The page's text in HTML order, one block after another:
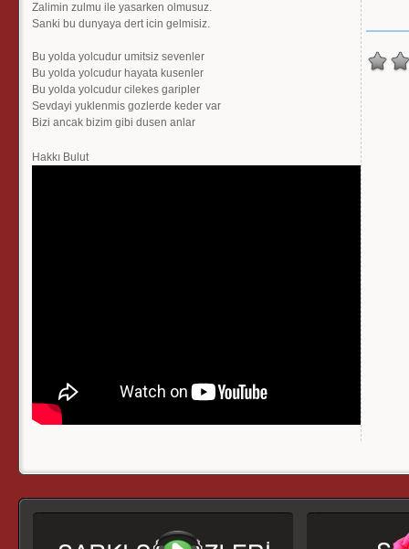
Zalimin zulmu ile yasarken olmusuz.
Sanki bu dunyaya dert icin gelmisiz.
Bu yolda yolcudur umitsiz sevenler
Bu yolda yolcudur hayata kusenler
Bu yolda yolcudur cilekes garipler
Sevdayi yuklenmis gozlerde keder var
Bizi ancak bizim gibi dusen anlar
Hakkı Bulut